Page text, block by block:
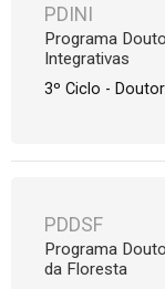
PDINI
Programa
Integrativas
3º Ciclo -
PDDSF
Programa
da Floresta